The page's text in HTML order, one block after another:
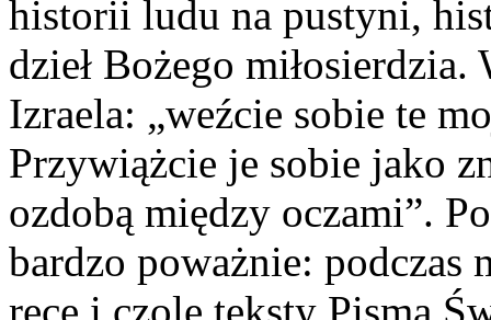
historii ludu na pustyni,
dzieł Bożego
Izraela: „weźcie sobie te
Przywiążcie je sobie jako
ozdobą między oczami”.
bardzo poważnie: